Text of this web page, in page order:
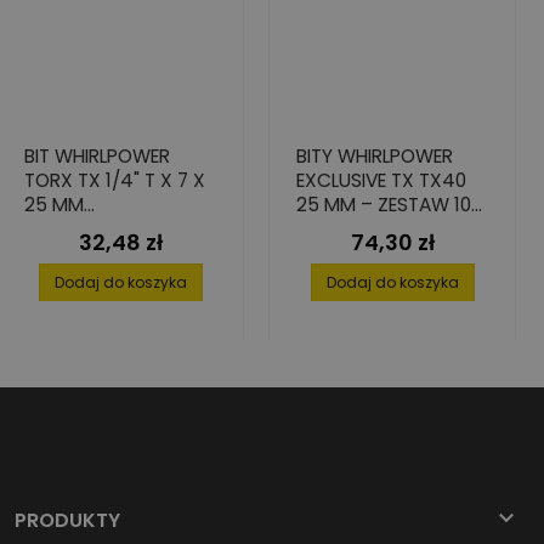
BIT WHIRLPOWER
TORX TX 1/4" T X 7 X
25 MM
RADEŁKOWANE
KOŃCÓWKI RSC - 10
SZT.
Cena
32,48 zł
Dodaj do koszyka
BITY WHIRLPOWER
EXCLUSIVE TX TX40
25 MM – ZESTAW 10
Cena
74,30 zł
Dodaj do koszyka
PRODUKTY 